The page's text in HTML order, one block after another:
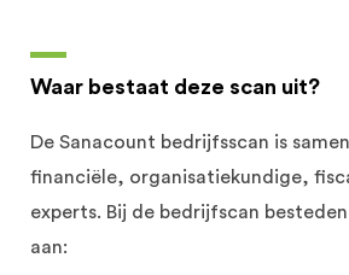
Waar bestaat deze scan uit?
De Sanacount bedrijfsscan is
financiële, organisatiekundige,
experts. Bij de bedrijfscan
aan: